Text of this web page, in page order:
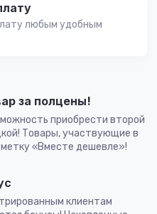
любым удобным
за полцены!
приобрести второй
Товары, участвующие в
«Вместе дешевле»!
клиентам